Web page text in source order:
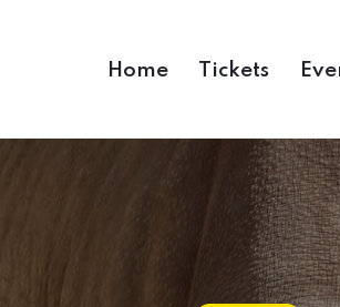
Home Tickets